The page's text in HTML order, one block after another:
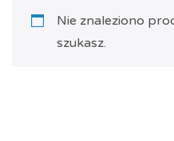
Nie znaleziono
szukasz.